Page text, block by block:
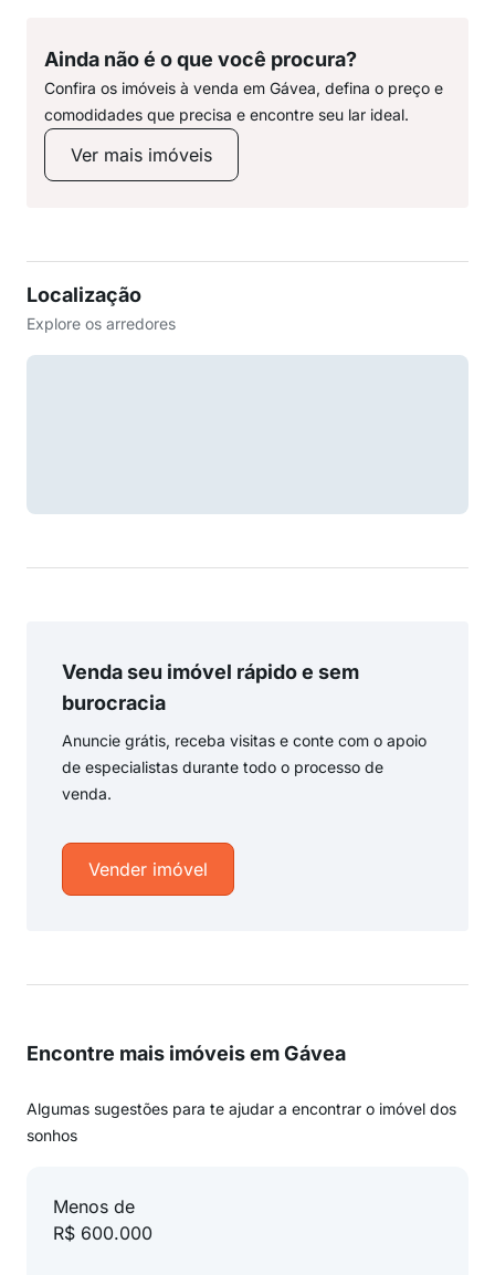
Ainda não é o que você procura?
Confira os imóveis à venda em Gávea, defina o preço e
comodidades que precisa e encontre seu lar ideal.
Ver mais imóveis
Localização
Explore os arredores
Venda seu imóvel rápido e sem
burocracia
Anuncie grátis, receba visitas e conte com o apoio
de especialistas durante todo o processo de
venda.
Vender imóvel
Encontre mais imóveis em Gávea
Algumas sugestões para te ajudar a encontrar o imóvel dos
sonhos
Menos de
R$ 600.000